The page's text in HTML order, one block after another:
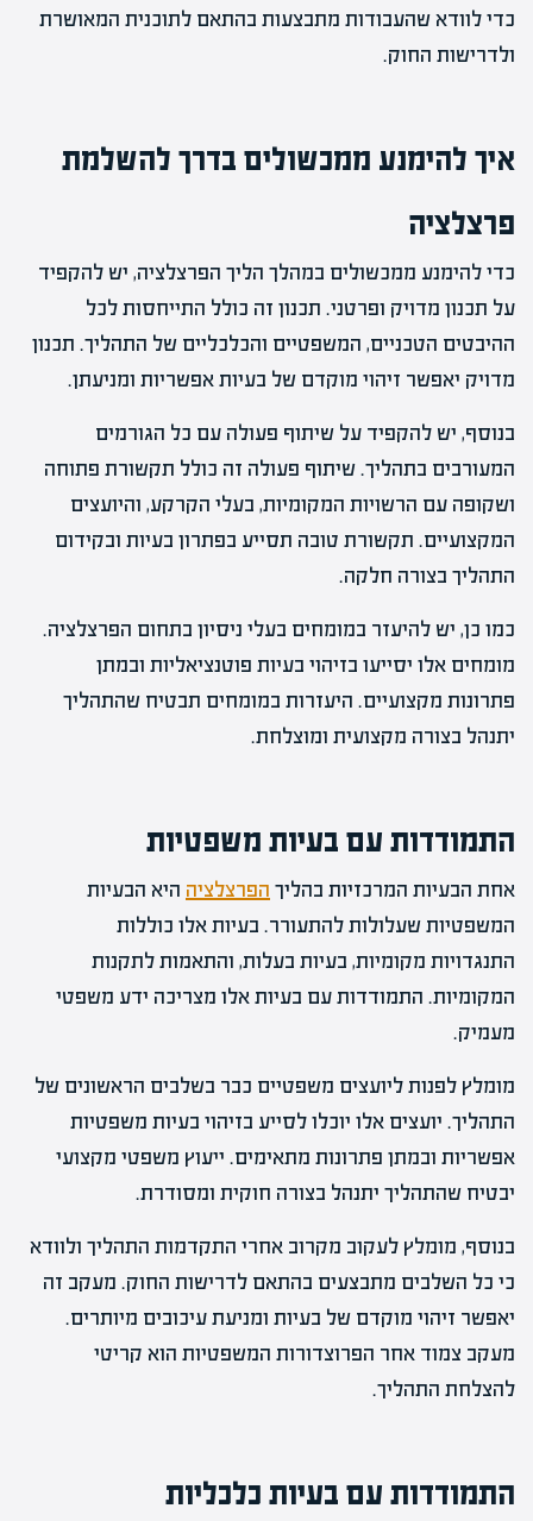
כדי לוודא שהעבודות מתבצעות בהתאם לתוכנית המאושרת
ולדרישות החוק.
איך להימנע ממכשולים בדרך להשלמת
פרצלציה
כדי להימנע ממכשולים במהלך הליך הפרצלציה, יש להקפיד
על תכנון מדויק ופרטני. תכנון זה כולל התייחסות לכל
ההיבטים הטכניים, המשפטיים והכלכליים של התהליך. תכנון
מדויק יאפשר זיהוי מוקדם של בעיות אפשריות ומניעתן.
בנוסף, יש להקפיד על שיתוף פעולה עם כל הגורמים
המעורבים בתהליך. שיתוף פעולה זה כולל תקשורת פתוחה
ושקופה עם הרשויות המקומיות, בעלי הקרקע, והיועצים
המקצועיים. תקשורת טובה תסייע בפתרון בעיות ובקידום
התהליך בצורה חלקה.
כמו כן, יש להיעזר במומחים בעלי ניסיון בתחום הפרצלציה.
מומחים אלו יסייעו בזיהוי בעיות פוטנציאליות ובמתן
פתרונות מקצועיים. היעזרות במומחים תבטיח שהתהליך
יתנהל בצורה מקצועית ומוצלחת.
התמודדות עם בעיות משפטיות
אחת הבעיות המרכזיות בהליך הפרצלציה היא הבעיות
המשפטיות שעלולות להתעורר. בעיות אלו כוללות
התנגדויות מקומיות, בעיות בעלות, והתאמות לתקנות
המקומיות. התמודדות עם בעיות אלו מצריכה ידע משפטי
מעמיק.
מומלץ לפנות ליועצים משפטיים כבר בשלבים הראשונים של
התהליך. יועצים אלו יוכלו לסייע בזיהוי בעיות משפטיות
אפשריות ובמתן פתרונות מתאימים. ייעוץ משפטי מקצועי
יבטיח שהתהליך יתנהל בצורה חוקית ומסודרת.
בנוסף, מומלץ לעקוב מקרוב אחרי התקדמות התהליך ולוודא
כי כל השלבים מתבצעים בהתאם לדרישות החוק. מעקב זה
יאפשר זיהוי מוקדם של בעיות ומניעת עיכובים מיותרים.
מעקב צמוד אחר הפרוצדורות המשפטיות הוא קריטי
להצלחת התהליך.
התמודדות עם בעיות כלכליות